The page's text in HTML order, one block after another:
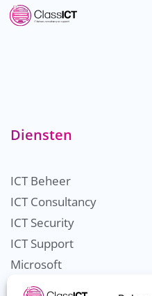
Diensten
ICT Beheer
ICT Consultancy
ICT Security
ICT Support
Microsoft
Cloud